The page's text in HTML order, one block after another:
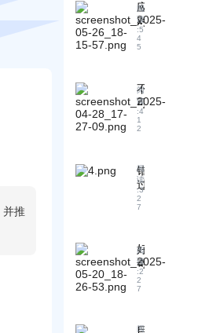
A
I
自
动
户
开
发
，
多
数
据
掘
外
贸
商
应
对
国
际
中
的
信
用
险
：
案
例
和
战
略
解
阅
读
:5
4
5
不
可
忽
视
贸
新
人
趋
势
调
研
阅
读
:4
1
2
错
过
会
后
A
B
客
C
阅
读
:3
2
7
好
奇
！
“
A
阅
读
:2
2
7
阅
并推